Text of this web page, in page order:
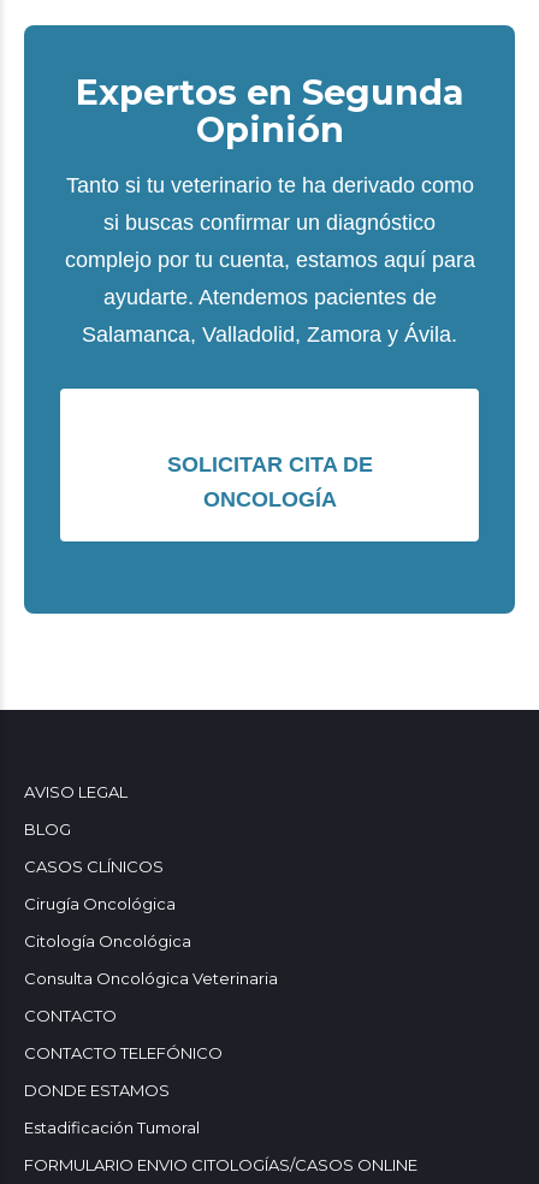
Expertos en Segunda
Opinión
Tanto si tu veterinario te ha derivado como
si buscas confirmar un diagnóstico
complejo por tu cuenta, estamos aquí para
ayudarte. Atendemos pacientes de
Salamanca, Valladolid, Zamora y Ávila.
SOLICITAR CITA DE
ONCOLOGÍA
AVISO LEGAL
BLOG
CASOS CLÍNICOS
Cirugía Oncológica
Citología Oncológica
Consulta Oncológica Veterinaria
CONTACTO
CONTACTO TELEFÓNICO
DONDE ESTAMOS
Estadificación Tumoral
FORMULARIO ENVIO CITOLOGÍAS/CASOS ONLINE